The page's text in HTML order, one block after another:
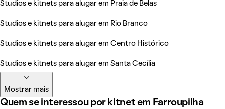
Studios e kitnets para alugar em Praia de Belas
Studios e kitnets para alugar em Rio Branco
Studios e kitnets para alugar em Centro Histórico
Studios e kitnets para alugar em Santa Cecília
Mostrar mais
Quem se interessou por kitnet em Farroupilha